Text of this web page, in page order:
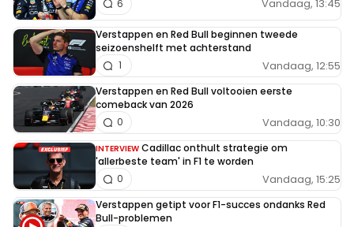
Vandaag, 13:45
6
Verstappen en Red Bull beginnen tweede
seizoenshelft met achterstand
Vandaag, 12:55
1
Verstappen en Red Bull voltooien eerste
comeback van 2026
Vandaag, 10:30
0
INTERVIEW Cadillac onthult strategie om
'allerbeste team' in F1 te worden
Vandaag, 15:25
0
Verstappen getipt voor F1-succes ondanks Red
Bull-problemen